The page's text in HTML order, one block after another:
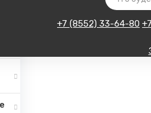
+7 (8552) 33-64-80